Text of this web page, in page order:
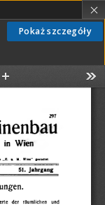
Pokaż szczegóły